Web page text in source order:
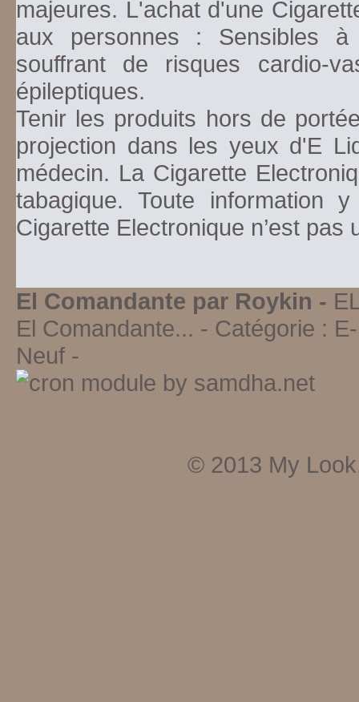
majeures. L'achat d'une
aux personnes : Sensibles
souffrant de risques cardio-
épileptiques.
Tenir les produits hors de
projection dans les yeux d'E
médecin. La Cigarette
tabagique. Toute information
Cigarette Electronique n’est pas
El Comandante par Roykin -
El Comandante... - Catégorie :
Neuf -
© 2013 My Look